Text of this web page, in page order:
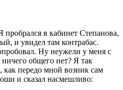
в кабинет Степанова,
и увидел там контрабас.
Ну неужели у меня с
общего нет? Я так
как передо мной возник сам
и сказал насмешливо: